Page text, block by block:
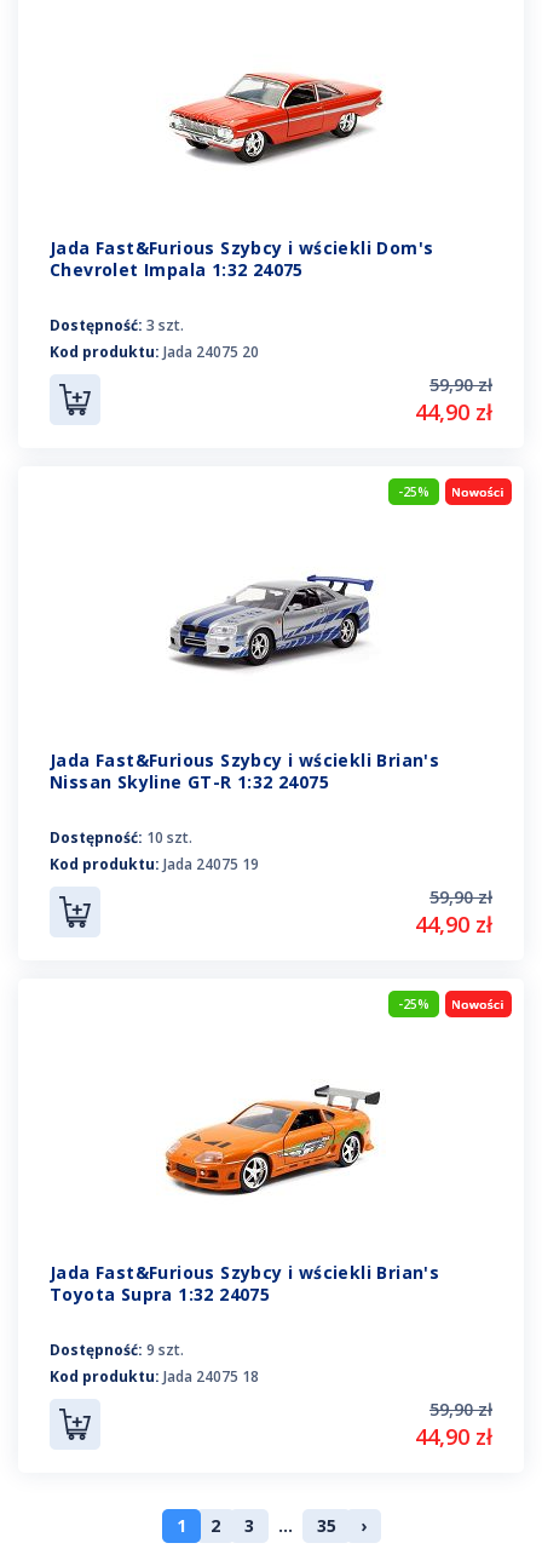
Jada Fast&Furious Szybcy i wściekli Dom's
Chevrolet Impala 1:32 24075
Dostępność: 3 szt.
Kod produktu: Jada 24075 20
59,90 zł
44,90 zł
-25%
Jada Fast&Furious Szybcy i wściekli Brian's
Nissan Skyline GT-R 1:32 24075
Dostępność: 10 szt.
Kod produktu: Jada 24075 19
59,90 zł
44,90 zł
-25%
Jada Fast&Furious Szybcy i wściekli Brian's
Toyota Supra 1:32 24075
Dostępność: 9 szt.
Kod produktu: Jada 24075 18
59,90 zł
44,90 zł
1 2 3 ... 35 ›